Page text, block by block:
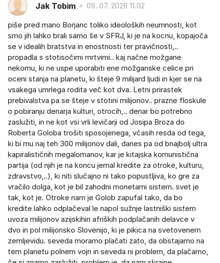
Jak Tobim 09. 07. 2026 11.02
piše pred mano Borjanc toliko ideoloških neumnosti, kot
smo jih lahko brali samo še v SFRJ, ki je na kocnu, kopajoča
se v idealih bratstva in enostnosti ter pravičnosti,..
propadla s stotisočimi mrtvimi.. kaj načne možgane
nekomu, ki ne uspe uporabiti ene možganske celice pri
oceni stanja na planetu, ki šteje 9 milijard ljudi in kjer se na
vsakega umrlega rodita več kot dva. Letni prirastek
prebivalstva pa se šteje v stotini milijonov.. prazne floskule
o pobiranju denarja kulturi, otrocih,.. denar bo potrebno
zaslužiti, in ne kot vsi vrli levičarji od Josipa Broza do
Roberta Goloba trošiti sposojenega, včasih resda od tega,
ki bi mu naj teh 300 milijonov dali, danes pa od bnajbolj ultra
kapiralističnih megalomanov, kar je kitajska komunistična
partija (od njih je na koncu jemal kredite za otroke, kulturu,
zdravstvo,..), ki niti slučajno ni tako popustljiva, ko gre za
vračilo dolga, kot je bil zahodni monetarni sistem. svet je
tak, kot je. Otroke nam je Golob zapufal tako, da bo
kredite lahko odplačeval le napol sužnje lastniški sistem
uvoza milijonov azijskihin afriških podplačanih delavce v
dvo in pol milijonsko Slovenijo, ki je pikica na svetovenem
zemljevidu. seveda moramo plačati zato, da obstajamo na
tem planetu polnem vojn in seveda ni problem, da plačamo,